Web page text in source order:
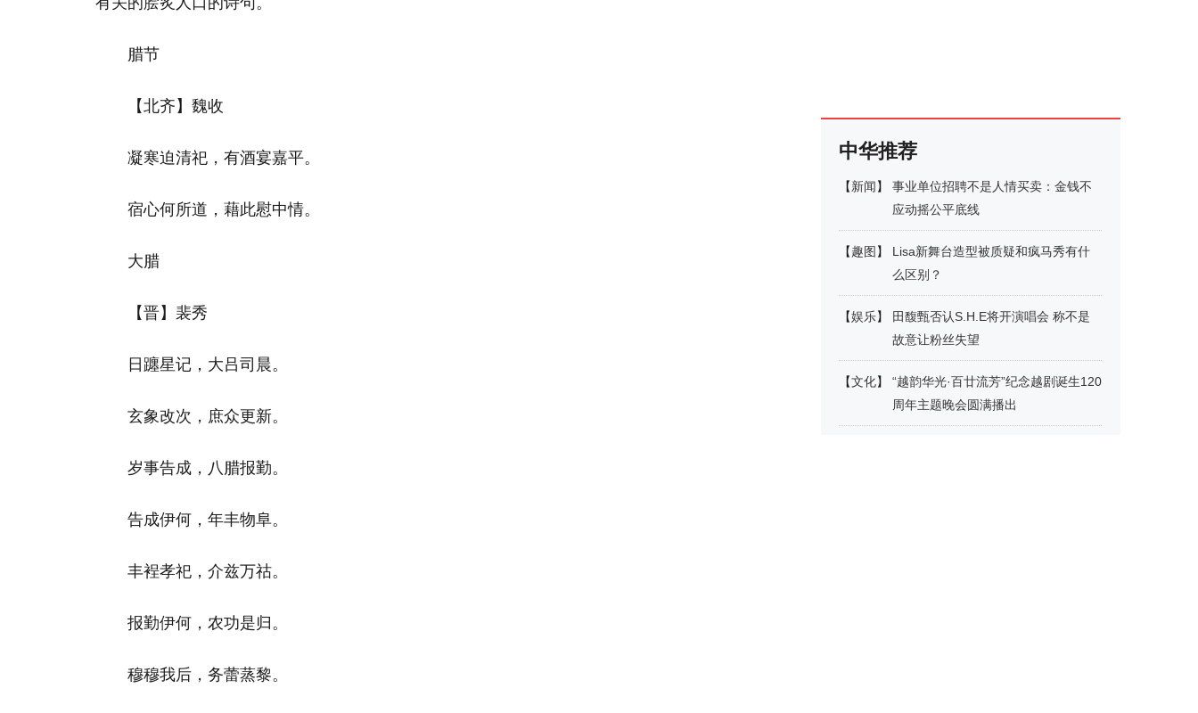
腊节
【北齐】魏收
凝寒迫清祀，有酒宴嘉平。
宿心何所道，藉此慰中情。
大腊
【晋】裴秀
日躔星记，大吕司晨。
玄象改次，庶众更新。
岁事告成，八腊报勤。
告成伊何，年丰物阜。
丰裎孝祀，介兹万祜。
报勤伊何，农功是归。
穆穆我后，务蕾蒸黎。
中华推荐
【新闻】
事业单位招聘不是人情买卖：金钱不
应动摇公平底线
【趣图 】
Lisa新舞台造型被质疑和疯马秀有什
么区别？
【娱乐】
田馥甄否认S.H.E将开演唱会 称不是
故意让粉丝失望
【文化】
“越韵华光·百廿流芳”纪念越剧诞生120
周年主题晚会圆满播出